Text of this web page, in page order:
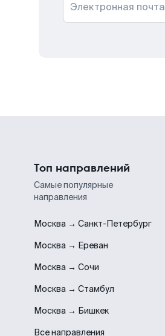
Электронная почта
Топ направлений
Самые популярные
направления
Москва → Санкт-Петербург
Москва → Ереван
Москва → Сочи
Москва → Стамбул
Москва → Бишкек
Все направления